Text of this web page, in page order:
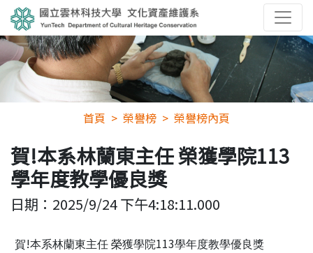
首頁 榮譽榜 榮譽榜內頁
賀!本系林蘭東主任 榮獲學院113
學年度教學優良獎
日期： 2025/9/24 下午4:18:11.000
賀!本系林蘭東主任 榮獲學院113學年度教學優良獎